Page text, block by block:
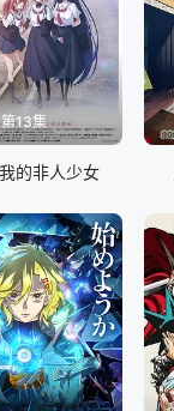
第13集
的非人少女